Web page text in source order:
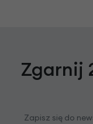
Zgarnij
Zapisz się do